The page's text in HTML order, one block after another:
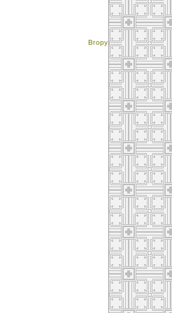
Вгору